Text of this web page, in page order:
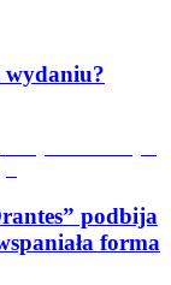
wydaniu?
podbija
forma